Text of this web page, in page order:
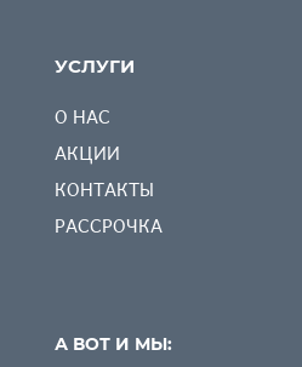
УСЛУГИ
О НАС
АКЦИИ
КОНТАКТЫ
РАССРОЧКА
А ВОТ И МЫ: